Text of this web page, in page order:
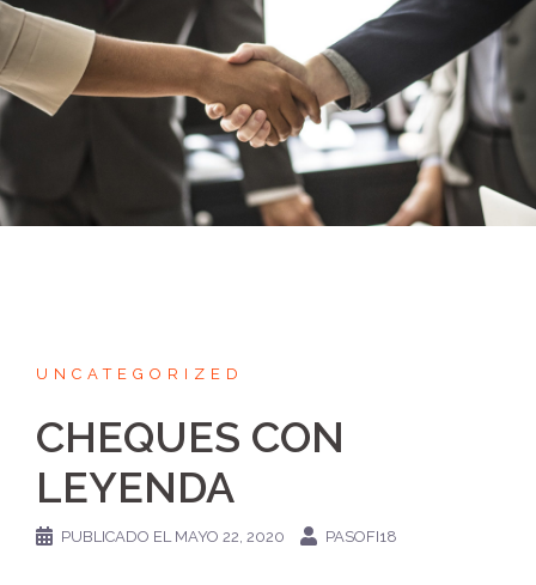
UNCATEGORIZED
CHEQUES CON
LEYENDA
PUBLICADO EL MAYO 22, 2020 PASOFI18